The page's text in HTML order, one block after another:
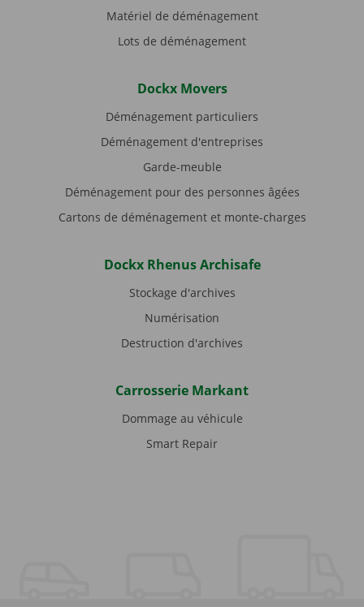
Matériel de déménagement
Lots de déménagement
Dockx Movers
Déménagement particuliers
Déménagement d'entreprises
Garde-meuble
Déménagement pour des personnes âgées
Cartons de déménagement et monte-charges
Dockx Rhenus Archisafe
Stockage d'archives
Numérisation
Destruction d'archives
Carrosserie Markant
Dommage au véhicule
Smart Repair